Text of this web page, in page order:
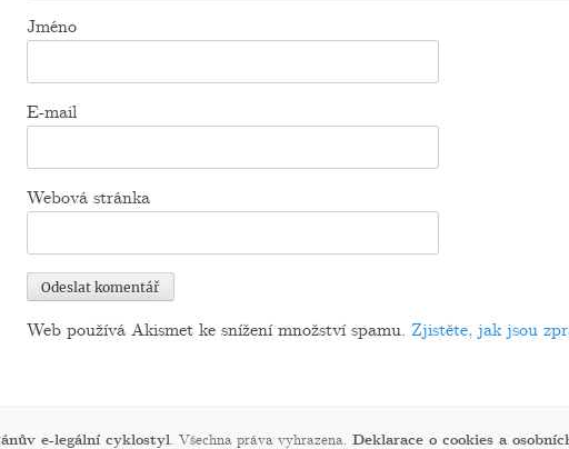
Jméno
E-mail
Webová stránka
Web používá Akismet ke snížení množství spamu. Zjistěte, jak jsou
e-legální cyklostyl. Všechna práva vyhrazena. Deklarace o cookies a